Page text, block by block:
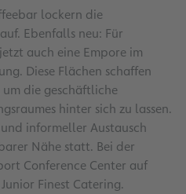
lockern die
Ebenfalls neu: Für
auch eine Empore im
Diese Flächen schaffen
die geschäftliche
hinter sich zu lassen.
informeller Austausch
Nähe statt. Bei der
Conference Center auf
Finest Catering.